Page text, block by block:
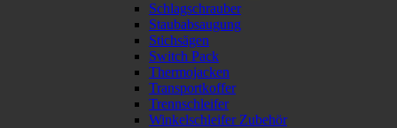
Schlagschrauber
Staubabsaugung
Stichsägen
Switch Pack
Thermojacken
Transportkoffer
Trennschleifer
Winkelschleifer Zubehör